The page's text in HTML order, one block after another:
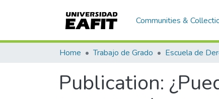
Communities &
Home Trabajo de Grado Escuela de
Publication: